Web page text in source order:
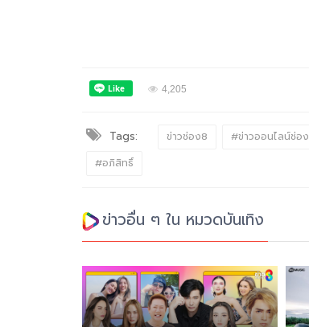
4,205
Tags: ข่าวช่อง8 #ข่าวออนไลน์ช่อ
#อภิสิทธิ์
ข่าวอื่น ๆ ใน หมวดบันเทิง